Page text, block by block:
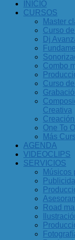
INICIO
CURSOS
Master
Curso
Dj
Combo
Curso
Creativa
One To
Más
AGENDA
VIDEOCLIPS
SERVICIOS
Músicos
Road